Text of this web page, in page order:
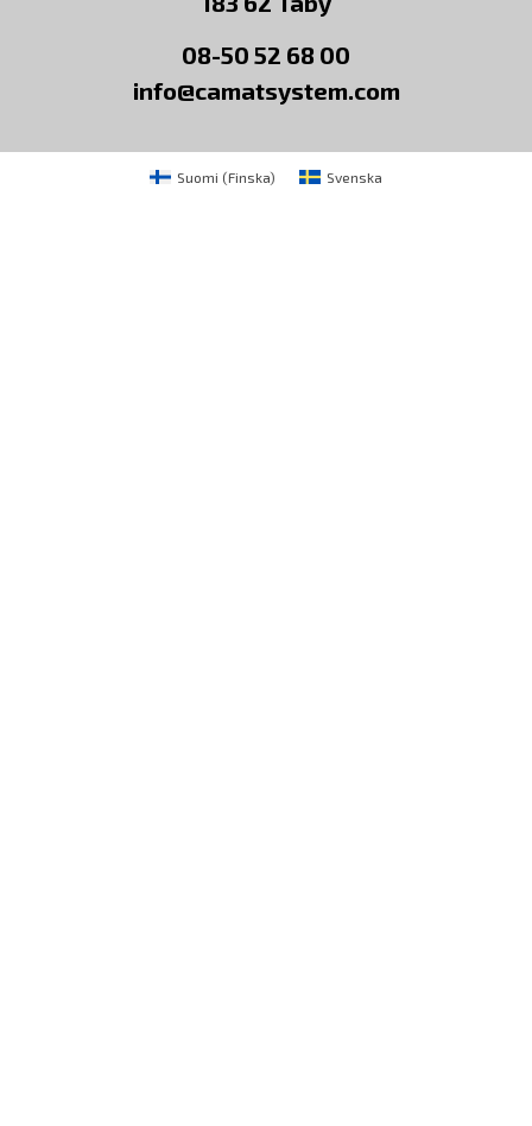
08-50 52 68 00
info@camatsystem.com
Suomi (Finska) Svenska